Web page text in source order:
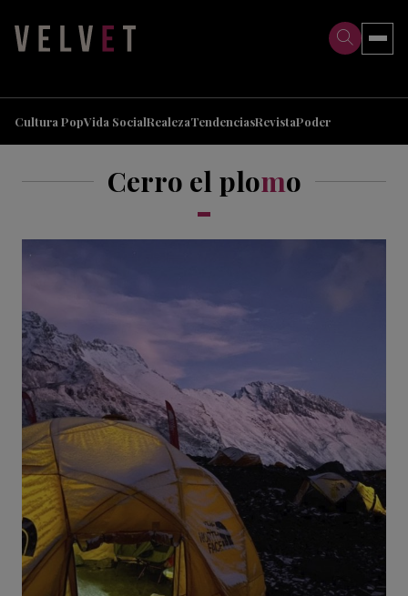
Cultura PopVida SocialRealezaTendenciasRevistaPoder
Cerro el plomo